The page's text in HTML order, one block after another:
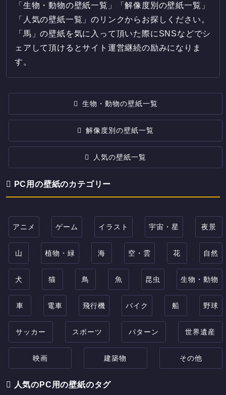
「生物・動物の壁紙一覧」「解像度別の壁紙一覧」
「人気の壁紙一覧」のリンクからお探しください。
「馬」の壁紙を気に入って頂いた際にSNSなどでシ
ェアして頂けるとサイト運営継続の励みになりま
す。
生物・動物の壁紙一覧
解像度別の壁紙一覧
人気の壁紙一覧
PC用の壁紙のカテゴリー
アニメ ゲーム イラスト 宇宙・星 夜景
山 植物・緑 海 空・雲 花 自然
犬 猫 鳥 魚 昆虫 生物・動物
車 電車 飛行機 バイク 船 野球
サッカー スポーツ パターン 世界遺産
映画 建築物 その他
人気のPC用の壁紙のタグ